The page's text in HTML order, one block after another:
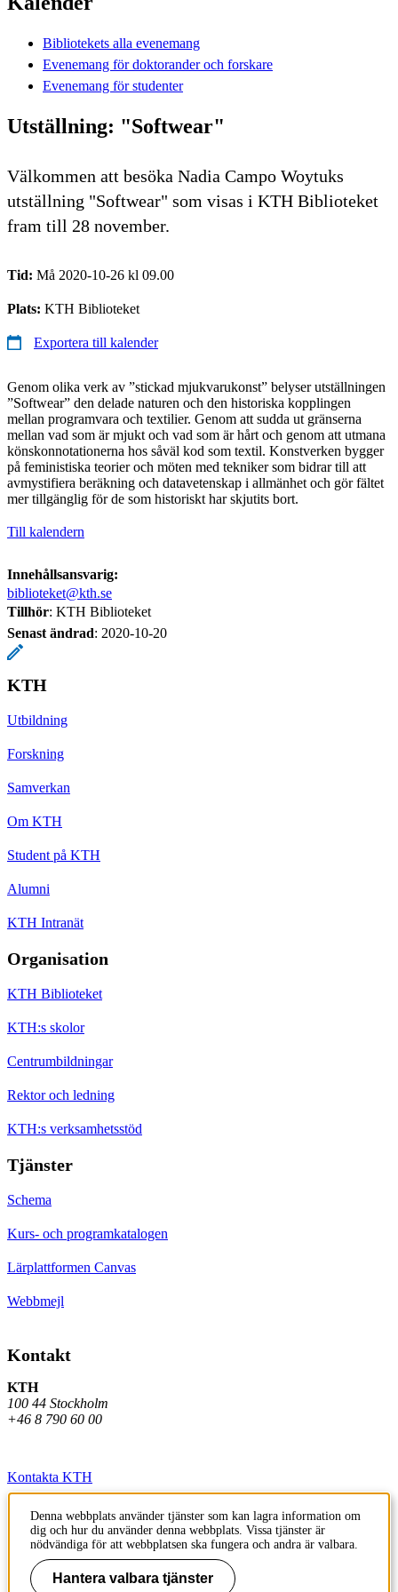
Bibliotekets alla evenemang
Evenemang för doktorander och forskare
Evenemang för studenter
Utställning: "Softwear"
Välkommen att besöka Nadia Campo Woytuks
utställning "Softwear" som visas i KTH Biblioteket
fram till 28 november.
Tid: Må 2020-10-26 kl 09.00
Plats: KTH Biblioteket
Exportera till kalender
Genom olika verk av ”stickad mjukvarukonst” belyser utställningen
”Softwear” den delade naturen och den historiska kopplingen
mellan programvara och textilier. Genom att sudda ut gränserna
mellan vad som är mjukt och vad som är hårt och genom att utmana
könskonnotationerna hos såväl kod som textil. Konstverken bygger
på feministiska teorier och möten med tekniker som bidrar till att
avmystifiera beräkning och datavetenskap i allmänhet och gör fältet
mer tillgänglig för de som historiskt har skjutits bort.
Till kalendern
Innehållsansvarig:
biblioteket@kth.se
Tillhör: KTH Biblioteket
Senast ändrad: 2020-10-20
KTH
Utbildning
Forskning
Samverkan
Om KTH
Student på KTH
Alumni
KTH Intranät
Organisation
KTH Biblioteket
KTH:s skolor
Centrumbildningar
Rektor och ledning
KTH:s verksamhetsstöd
Tjänster
Schema
Kurs- och programkatalogen
Lärplattformen Canvas
Webbmejl
Kontakt
KTH
100 44 Stockholm
+46 8 790 60 00
Kontakta KTH
Jobba på KTH
Press och media
Faktura och betalning KTH
Denna webbplats använder tjänster som kan lagra information om
dig och hur du använder denna webbplats. Vissa tjänster är
nödvändiga för att webbplatsen ska fungera och andra är valbara.
Hantera valbara tjänster